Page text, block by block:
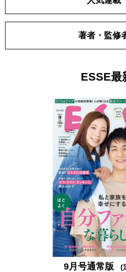
著者・監修
ESSE最
9月号通常版 (